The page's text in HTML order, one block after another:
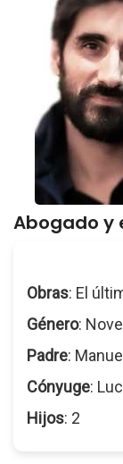
Abogado y
Obras: El
Género:
Padre:
Cónyuge:
Hijos: 2